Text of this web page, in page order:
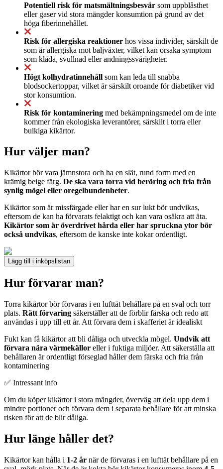
Potentiell risk för matsmältningsbesvär som uppblåsthet
eller gaser vid stora mängder konsumtion på grund av det
höga fiberinnehållet.
Risk för allergiska reaktioner hos vissa individer, särskilt de
som är allergiska mot baljväxter, vilket kan orsaka symptom
som klåda, svullnad eller andningssvårigheter.
Högt kolhydratinnehåll som kan leda till snabba
blodsockertoppar, vilket är särskilt oroande för diabetiker vid
stor konsumtion.
Risk för kontaminering med bekämpningsmedel om de inte
kommer från ekologiska leverantörer, särskilt i torra eller
bulkiga kikärtor.
Hur väljer man?
Kikärtor bör vara jämnstora och ha en slät, rund form med en
krämig beige färg. De ska vara torra vid beröring och fria från
synlig mögel eller oregelbundenheter.
Kikärtor som är missfärgade eller har en sur lukt bör undvikas,
eftersom de kan ha förvarats felaktigt och kan vara osäkra att äta.
Kikärtor som är överdrivet hårda eller har spruckna ytor bör
också undvikas, eftersom de kanske inte kokar ordentligt.
Lägg till i inköpslistan
Hur förvarar man?
Torra kikärtor bör förvaras i en lufttät behållare på en sval och torr
plats. Rätt förvaring säkerställer att de förblir färska och redo att
användas i upp till ett år. Att förvara dem i skafferiet är idealiskt
Fukt kan få kikärtor att bli dåliga och utveckla mögel. Undvik att
förvara nära värmekällor eller i fuktiga miljöer. Att säkerställa att
behållaren är ordentligt förseglad håller dem färska och fria från
kontaminering
✅ Intressant info
Om du köper kikärtor i stora mängder, överväg att dela upp dem i
mindre portioner och förvara dem i separata behållare för att minska
risken för att de blir dåliga.
Hur länge håller det?
Kikärtor kan hålla i 1-2 år när de förvaras i en lufttät behållare på en